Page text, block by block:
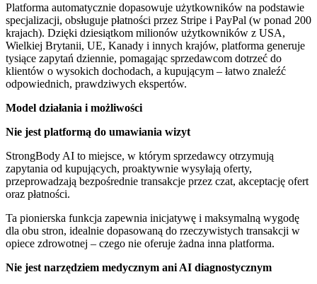
Platforma automatycznie dopasowuje użytkowników na podstawie
specjalizacji, obsługuje płatności przez Stripe i PayPal (w ponad 200
krajach). Dzięki dziesiątkom milionów użytkowników z USA,
Wielkiej Brytanii, UE, Kanady i innych krajów, platforma generuje
tysiące zapytań dziennie, pomagając sprzedawcom dotrzeć do
klientów o wysokich dochodach, a kupującym – łatwo znaleźć
odpowiednich, prawdziwych ekspertów.
Model działania i możliwości
Nie jest platformą do umawiania wizyt
StrongBody AI to miejsce, w którym sprzedawcy otrzymują
zapytania od kupujących, proaktywnie wysyłają oferty,
przeprowadzają bezpośrednie transakcje przez czat, akceptację ofert
oraz płatności.
Ta pionierska funkcja zapewnia inicjatywę i maksymalną wygodę
dla obu stron, idealnie dopasowaną do rzeczywistych transakcji w
opiece zdrowotnej – czego nie oferuje żadna inna platforma.
Nie jest narzędziem medycznym ani AI diagnostycznym